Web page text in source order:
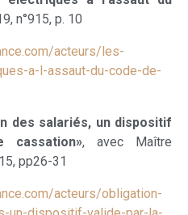
n°915, p. 10
acteurs/les-
a-l-assaut-du-code-de-
des salariés, un dispositif
, avec Maître
pp26-31
acteurs/obligation-